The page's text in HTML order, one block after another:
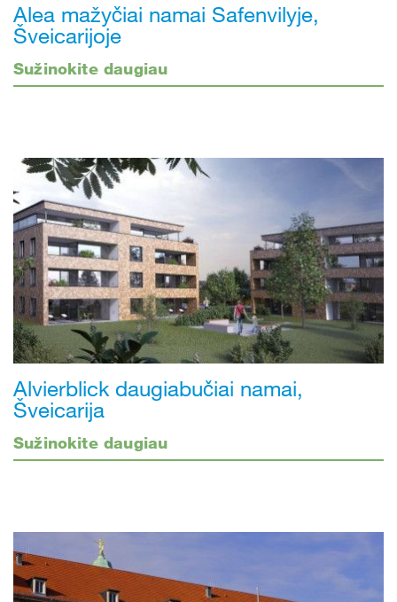
Alea mažyčiai namai Safenvilyje,
Šveicarijoje
Sužinokite daugiau
Alvierblick daugiabučiai namai,
Šveicarija
Sužinokite daugiau